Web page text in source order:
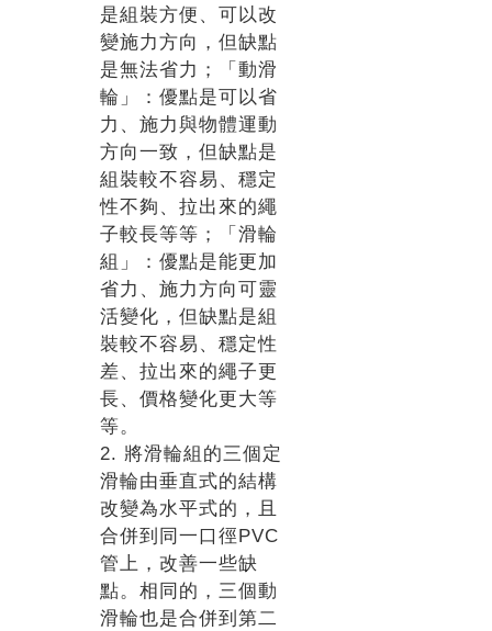
是組裝方便、可以改
變施力方向，但缺點
是無法省力；「動滑
輪」：優點是可以省
力、施力與物體運動
方向一致，但缺點是
組裝較不容易、穩定
性不夠、拉出來的繩
子較長等等；「滑輪
組」：優點是能更加
省力、施力方向可靈
活變化，但缺點是組
裝較不容易、穩定性
差、拉出來的繩子更
長、價格變化更大等
等。
2. 將滑輪組的三個定
滑輪由垂直式的結構
改變為水平式的，且
合併到同一口徑PVC
管上，改善一些缺
點。相同的，三個動
滑輪也是合併到第二